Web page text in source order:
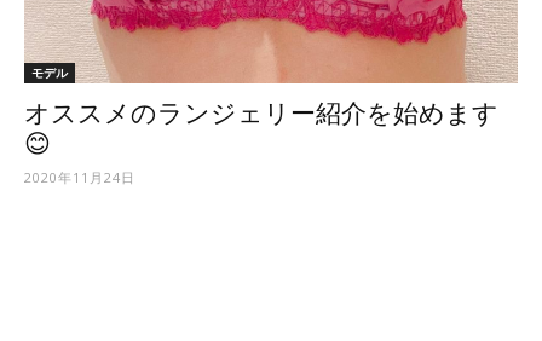
モデル
オススメのランジェリー紹介を始めます
😊
2020年11月24日